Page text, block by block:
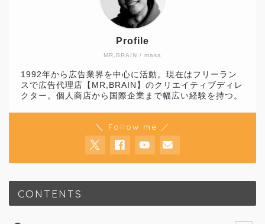
MR,BRAIN / masa
Profile
1992年から広告業界を中心に活動。現在はフリーラン
スで広告代理店【MR,BRAIN】のクリエイティブディレ
クター。個人商店から国際企業まで幅広い経験を持つ。
＼ Follow me ／
CONTENTS